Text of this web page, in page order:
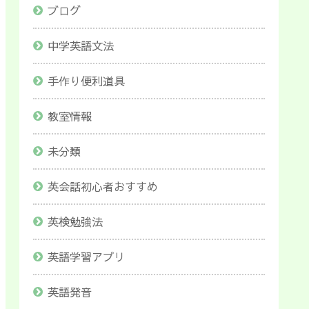
ブログ
中学英語文法
手作り便利道具
教室情報
未分類
英会話初心者おすすめ
英検勉強法
英語学習アプリ
英語発音